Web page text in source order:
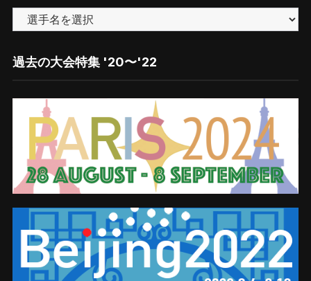
す
過去の大会特集 '20〜'22